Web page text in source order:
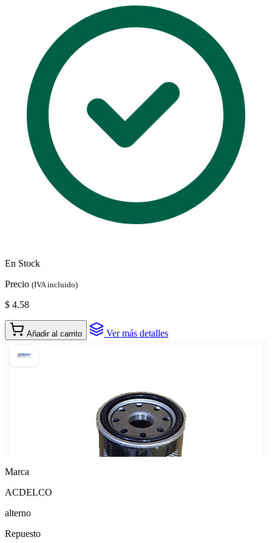
En Stock
Precio (IVA incluido)
$ 4.58
Añadir al carrito Ver más detalles
Marca
ACDELCO
alterno
Repuesto